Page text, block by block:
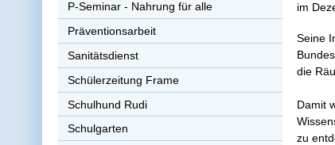
P-Seminar - Nahrung für alle
Präventionsarbeit
Sanitätsdienst
Schülerzeitung Frame
Schulhund Rudi
Schulgarten
im
Seine
die
Damit
zu